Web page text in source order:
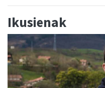
Ikusienak